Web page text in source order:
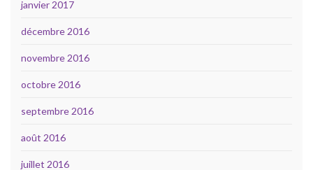
janvier 2017
décembre 2016
novembre 2016
octobre 2016
septembre 2016
août 2016
juillet 2016